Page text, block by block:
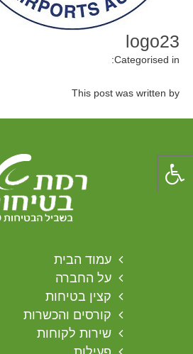
logo23
Categorised in:
This post was written by
עמוד הבית
על החברה
קצין בטיחות
קורסים והכשרות
שירות לקוחות